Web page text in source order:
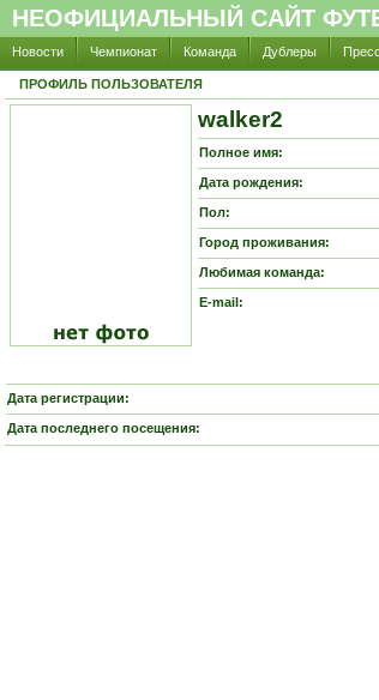
НЕОФИЦИАЛЬНЫЙ САЙТ
Новости Чемпионат Команда Дублеры
ПРОФИЛЬ ПОЛЬЗОВАТЕЛЯ
walker2
Полное имя:
Дата рождения:
Пол:
Город проживания:
Любимая команда:
E-mail:
Дата регистрации:
Дата последнего посещения: